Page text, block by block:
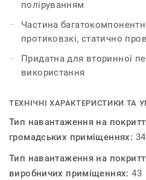
відновлення поверхні iQ dry-
термін експлуатації та
зносостійкість.
Спеціально розроблена для
з нашими колекціями iQ
може поєднуватися з нашими
характеристики.
Вироблена у Швеції, ця
стійкі характеристики,
поліруванням
Частина
протиковзкі, статично
Придатна для вторинної
використання
ТЕХНІЧНІ ХАРАКТЕРИСТИКИ ТА
Тип навантаження на
громадських приміщеннях:
Тип навантаження на
виробничих приміщеннях:43